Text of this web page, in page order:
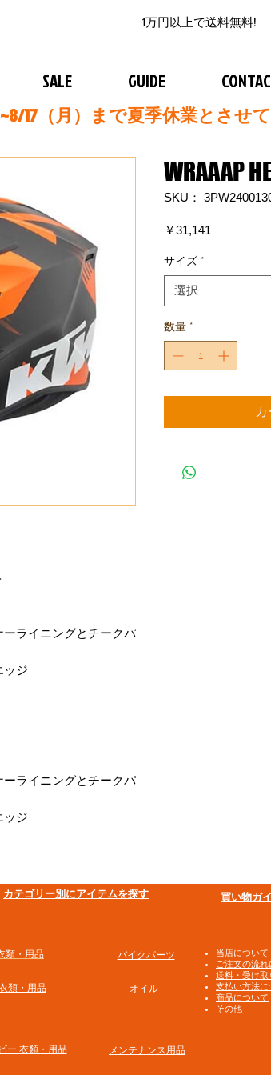
1万円以上で送料無料!
SALE GUIDE
17（月）まで夏季休業とさせ
ライニングとチークパ
ッジ
ライニングとチークパ
ッジ
WRAAAP
SKU：
￥31,141
サイズ *
選択
数量 *
​カテゴリー別にアイテムを探す
類・用品
類・用品
バイクパーツ
オイル
ー 衣類・用品 メンテナンス用品
買い物ガ
​当店について
ご注文の流れ
送料・受け取
支払い方法に
商品について
その他